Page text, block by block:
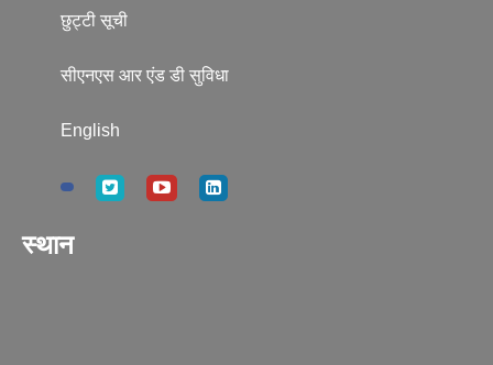
छुट्टी सूची
सीएनएस आर एंड डी सुविधा
English
स्थान